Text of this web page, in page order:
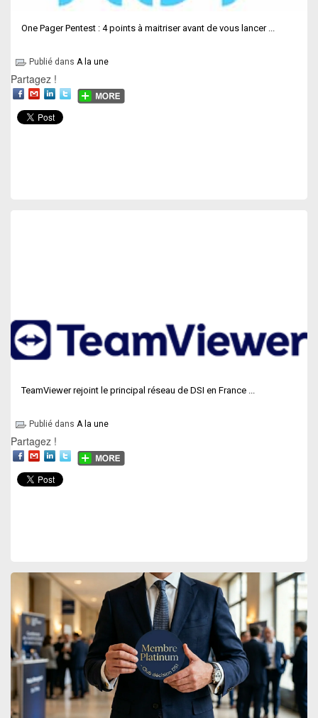
One Pager Pentest : 4 points à maitriser avant de vous lancer ...
Publié dans A la une
Partagez !
TeamViewer rejoint le principal réseau de DSI en France ...
Publié dans A la une
Partagez !